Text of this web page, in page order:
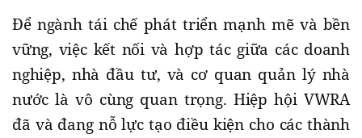
Để ngành tái chế phát triển mạnh mẽ và bền
vững, việc kết nối và hợp tác giữa các doanh
nghiệp, nhà đầu tư, và cơ quan quản lý nhà
nước là vô cùng quan trọng. Hiệp hội VWRA
đã và đang nỗ lực tạo điều kiện cho các thành